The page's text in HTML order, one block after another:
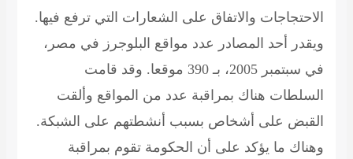
الاحتجاجات والاتفاق على الشعارات التي ترفع فيها.
ويقدر أحد المصادر عدد مواقع البلوجرز في مصر،
في سبتمبر 2005، بـ 390 موقعا. وقد قامت
السلطات هناك بمراقبة عدد من المواقع وألقت
القبض على أشخاص بسبب أنشطتهم على الشبكة.
وهناك ما يؤكد على أن الحكومة تقوم بمراقبة